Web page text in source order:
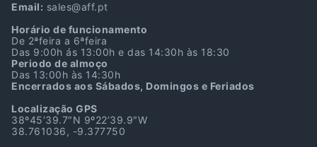
Email: sales@aff.pt
Horário de funcionamento
De 2ªfeira a 6ªfeira
Das 9:00h ás 13:00h e das 14:30h às 18:30
Periodo de almoço
Das 13:00h às 14:30h
Encerrados aos Sábados, Domingos e Feriados
Localização GPS
38º45’39.7″N 9º22’39.9″W
38.761036, -9.377750